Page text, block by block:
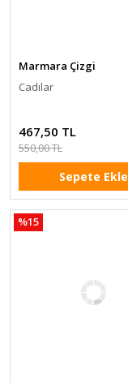
Marmara Çizgi
Cadılar
467,50 TL
550,00 TL
Sepete Ekle
%15